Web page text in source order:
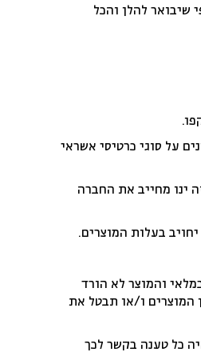
שיבואר להלן והכל
על סוגי כרטיסי אשראי
ינו מחייב את החברה
בעלות המוצרים.
והמוצר לא הורד
המוצרים ו/או תבטל את
כל טענה בקשר לכך